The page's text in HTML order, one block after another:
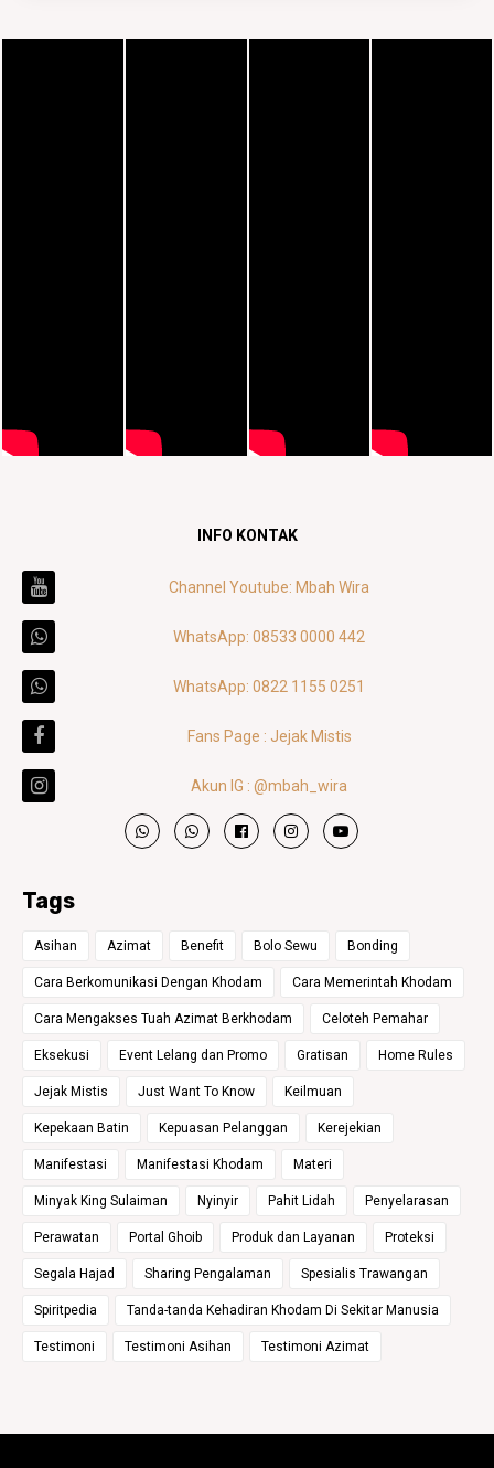
INFO KONTAK
Channel Youtube: Mbah Wira
WhatsApp: 08533 0000 442
WhatsApp: 0822 1155 0251
Fans Page : Jejak Mistis
Akun IG : @mbah_wira
Tags
Asihan Azimat Benefit Bolo Sewu Bonding
Cara Berkomunikasi Dengan Khodam Cara Memerintah Khodam
Cara Mengakses Tuah Azimat Berkhodam Celoteh Pemahar
Eksekusi Event Lelang dan Promo Gratisan Home Rules
Jejak Mistis Just Want To Know Keilmuan
Kepekaan Batin Kepuasan Pelanggan Kerejekian
Manifestasi Manifestasi Khodam Materi
Minyak King Sulaiman Nyinyir Pahit Lidah Penyelarasan
Perawatan Portal Ghoib Produk dan Layanan Proteksi
Segala Hajad Sharing Pengalaman Spesialis Trawangan
Spiritpedia Tanda-tanda Kehadiran Khodam Di Sekitar Manusia
Testimoni Testimoni Asihan Testimoni Azimat